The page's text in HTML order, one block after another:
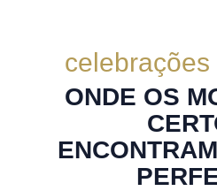
ONDE OS